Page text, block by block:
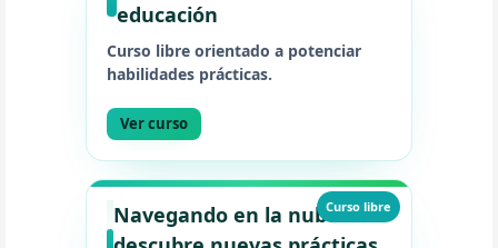
educación
Curso libre orientado a potenciar
habilidades prácticas.
Ver curso
Navegando en la nube:Curso libre